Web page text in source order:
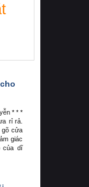
* * *
rỉ rả.
gõ cửa
giác
của dĩ